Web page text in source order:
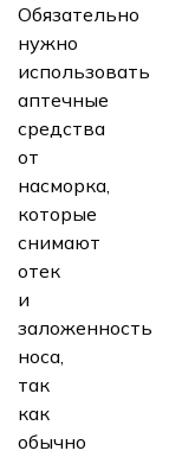
Обязательно
нужно
использовать
аптечные
средства
от
насморка,
которые
снимают
отек
и
заложенность
носа,
так
как
обычно